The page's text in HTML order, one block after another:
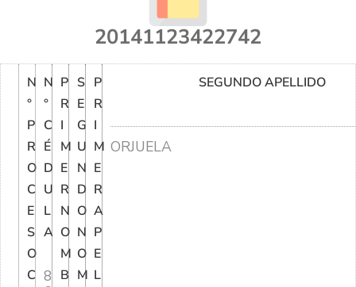
20141123422742
N
°
P
R
O
C
E
S
O
C
N
°
C
É
D
U
L
A
8
P
R
I
M
E
R
N
O
M
B
S
E
G
U
N
D
O
N
O
M
P
R
I
M
E
R
A
P
E
L
SEGUNDO APELLIDO
ORJUELA